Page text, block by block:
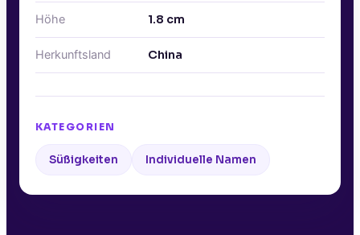
Höhe 1.8 cm
Herkunftsland China
KATEGORIEN
Süßigkeiten Individuelle Namen